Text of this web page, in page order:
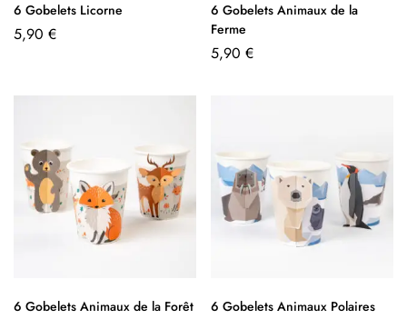
6 Gobelets Licorne
5,90 €
6 Gobelets Animaux de la
Ferme
5,90 €
6 Gobelets Animaux de la Forêt 6 Gobelets Animaux Polaires